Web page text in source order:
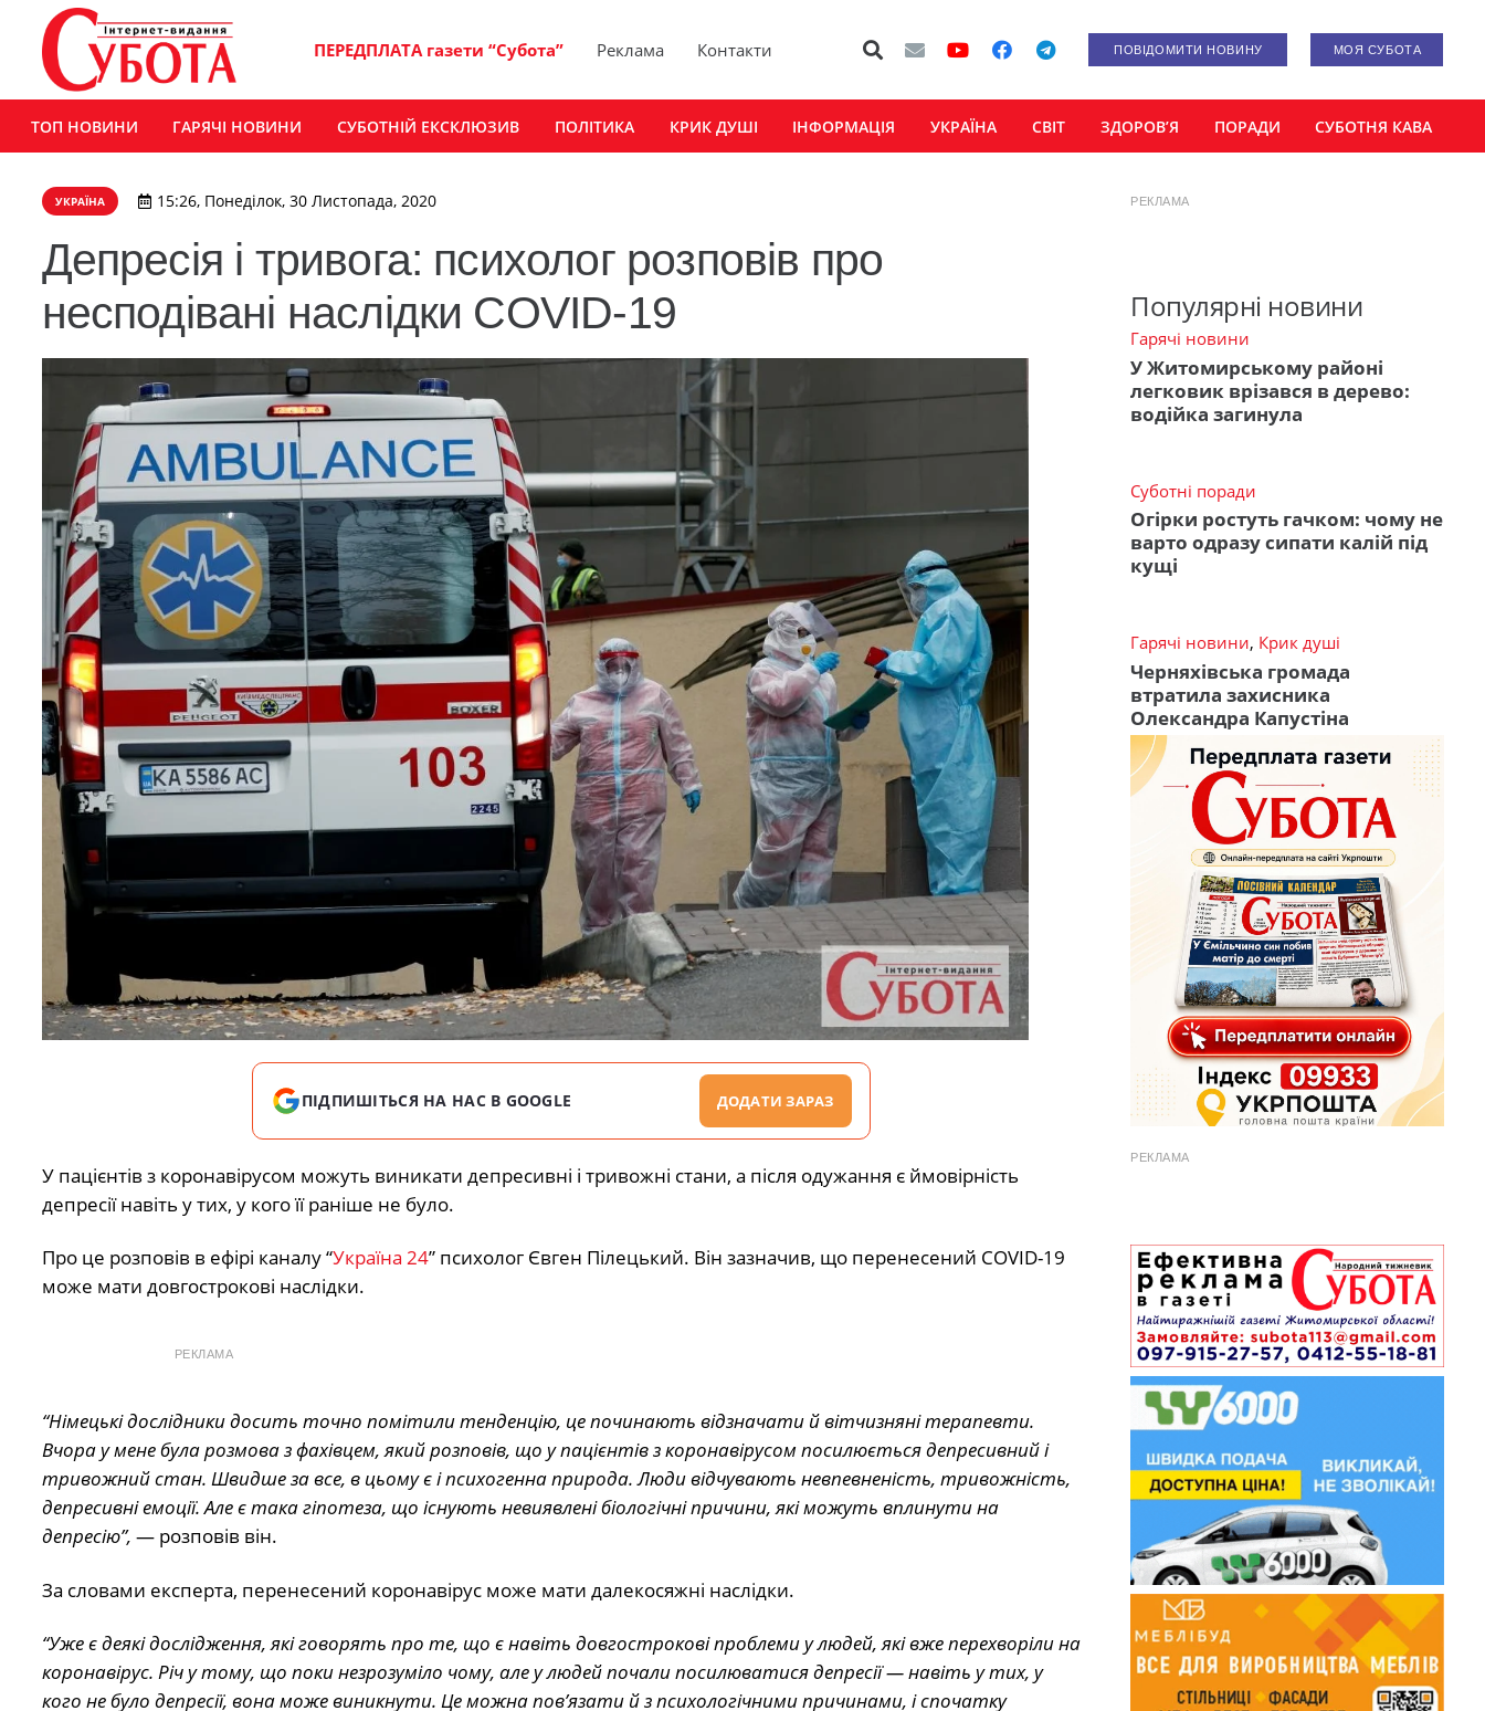
ПЕРЕДПЛАТА газети “Субота” Реклама Контакти ПОВІДОМИТИ НОВИНУ МОЯ СУБОТА
ТОП НОВИНИ ГАРЯЧІ НОВИНИ СУБОТНІЙ ЕКСКЛЮЗИВ ПОЛІТИКА КРИК ДУШІ ІНФОРМАЦІЯ УКРАЇНА СВІТ ЗДОРОВ’Я ПОРАДИ СУБОТНЯ КАВА
УКРАЇНА 15:26, Понеділок, 30 Листопада, 2020
Депресія і тривога: психолог розповів про
несподівані наслідки COVID-19
ПІДПИШІТЬСЯ НА НАС В GOOGLE ДОДАТИ ЗАРАЗ
У пацієнтів з коронавірусом можуть виникати депресивні і тривожні стани, а після одужання є ймовірність
депресії навіть у тих, у кого її раніше не було.
Про це розповів в ефірі каналу “Україна 24” психолог Євген Пілецький. Він зазначив, що перенесений COVID-19
може мати довгострокові наслідки.
РЕКЛАМА
“Німецькі дослідники досить точно помітили тенденцію, це починають відзначати й вітчизняні терапевти.
Вчора у мене була розмова з фахівцем, який розповів, що у пацієнтів з коронавірусом посилюється депресивний і
тривожний стан. Швидше за все, в цьому є і психогенна природа.Люди відчувають невпевненість, тривожність,
депресивні емоції. Але є така гіпотеза, що існують невиявлені біологічні причини, які можуть вплинути на
депресію”, — розповів він.
За словами експерта, перенесений коронавірус може мати далекосяжні наслідки.
“Уже є деякі дослідження, які говорять про те, що є навіть довгострокові проблеми у людей, які вже перехворіли на
коронавірус. Річ у тому, що поки незрозуміло чому, алеу людей почали посилюватися депресії — навіть у тих, у
кого не було депресії, вона може виникнути. Це можна пов’язати й з психологічними причинами, і спочатку
РЕКЛАМА
Популярні новини
Гарячі новини
У Житомирському районі
легковик врізався в дерево:
водійка загинула
Суботні поради
Огірки ростуть гачком: чому не
варто одразу сипати калій під
кущі
Гарячі новини, Крик душі
Черняхівська громада
втратила захисника
Олександра Капустіна
РЕКЛАМА